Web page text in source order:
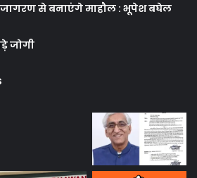
से बनाएंगे माहौल : भूपेश बघेल
जोगी